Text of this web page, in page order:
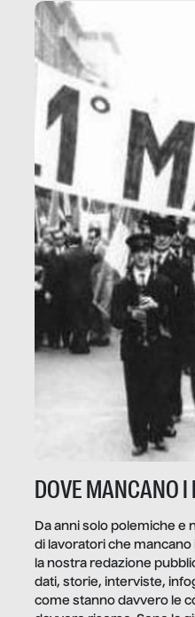
DOVE MANCANO I
Da anni solo polemiche e
di lavoratori che mancano
la nostra redazione
dati, storie, interviste,
come stanno davvero le